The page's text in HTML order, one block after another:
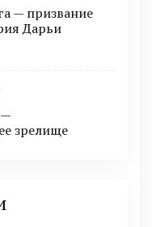
— призвание
Дарьи
зрелище